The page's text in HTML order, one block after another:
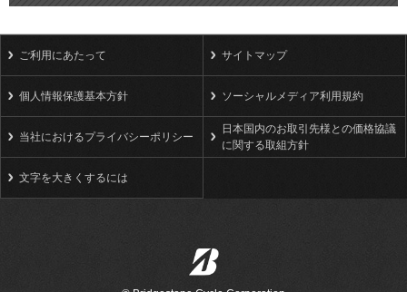
ご利用にあたって サイトマップ
個人情報保護基本方針 ソーシャルメディア利用規約
当社におけるプライバシーポリシー
日本国内のお取引先様との価格協議
に関する取組方針
文字を大きくするには